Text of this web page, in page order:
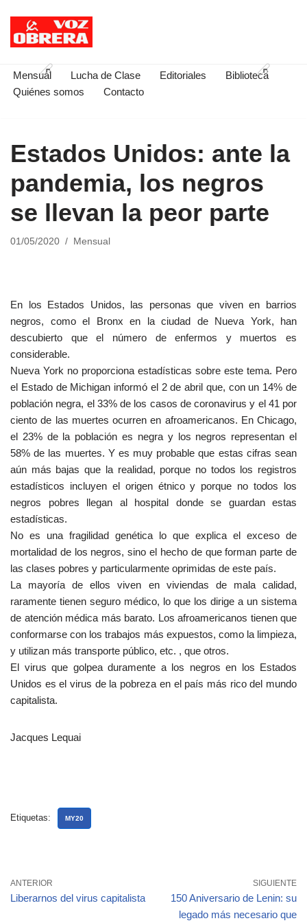
Saltar
contenido
Mensual Lucha de Clase Editoriales
Biblioteca
Quiénes somos
Contacto
Estados Unidos: ante la
pandemia, los negros
se llevan la peor parte
01/05/2020 Mensual
En los Estados Unidos, las personas que viven en barrios
negros, como el Bronx en la ciudad de Nueva York, han
descubierto que el número de enfermos y muertos es
considerable.
Nueva York no proporciona estadísticas sobre este tema. Pero
el Estado de Michigan informó el 2 de abril que, con un 14% de
población negra, el 33% de los casos de coronavirus y el 41 por
ciento de las muertes ocurren en afroamericanos. En Chicago,
el 23% de la población es negra y los negros representan el
58% de las muertes. Y es muy probable que estas cifras sean
aún más bajas que la realidad, porque no todos los registros
estadísticos incluyen el origen étnico y porque no todos los
negros pobres llegan al hospital donde se guardan estas
estadísticas.
No es una fragilidad genética lo que explica el exceso de
mortalidad de los negros, sino el hecho de que forman parte de
las clases pobres y particularmente oprimidas de este país.
La mayoría de ellos viven en viviendas de mala calidad,
raramente tienen seguro médico, lo que los dirige a un sistema
de atención médica más barato. Los afroamericanos tienen que
conformarse con los trabajos más expuestos, como la limpieza,
y utilizan más transporte público, etc. , que otros.
El virus que golpea duramente a los negros en los Estados
Unidos es el virus de la pobreza en el país más rico del mundo
capitalista.
Jacques Lequai
Etiquetas: MY20
ANTERIOR
Liberarnos del virus capitalista
SIGUIENTE
150 Aniversario de Lenin: su
legado más necesario que